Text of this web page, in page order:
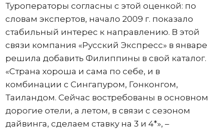
Туроператоры согласны с этой оценкой: по
словам экспертов, начало 2009 г. показало
стабильный интерес к направлению. В этой
связи компания «Русский Экспресс» в январе
решила добавить Филиппины в свой каталог.
«Страна хороша и сама по себе, и в
комбинации с Сингапуром, Гонконгом,
Таиландом. Сейчас востребованы в основном
дорогие отели, а летом, в связи с сезоном
дайвинга, сделаем ставку на 3 и 4*», –